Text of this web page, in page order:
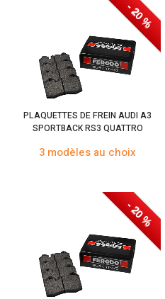
- 20 %
PLAQUETTES DE FREIN AUDI A3
SPORTBACK RS3 QUATTRO
3 modèles au choix
- 20 %